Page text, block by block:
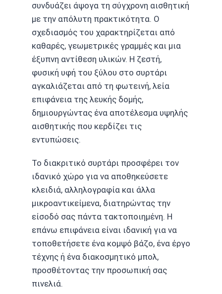
συνδυάζει άψογα τη σύγχρονη αισθητική
με την απόλυτη πρακτικότητα. Ο
σχεδιασμός του χαρακτηρίζεται από
καθαρές, γεωμετρικές γραμμές και μια
έξυπνη αντίθεση υλικών. Η ζεστή,
φυσική υφή του ξύλου στο συρτάρι
αγκαλιάζεται από τη φωτεινή, λεία
επιφάνεια της λευκής δομής,
δημιουργώντας ένα αποτέλεσμα υψηλής
αισθητικής που κερδίζει τις
εντυπώσεις.
Το διακριτικό συρτάρι προσφέρει τον
ιδανικό χώρο για να αποθηκεύσετε
κλειδιά, αλληλογραφία και άλλα
μικροαντικείμενα, διατηρώντας την
είσοδό σας πάντα τακτοποιημένη. Η
επάνω επιφάνεια είναι ιδανική για να
τοποθετήσετε ένα κομψό βάζο, ένα έργο
τέχνης ή ένα διακοσμητικό μπολ,
προσθέτοντας την προσωπική σας
πινελιά.